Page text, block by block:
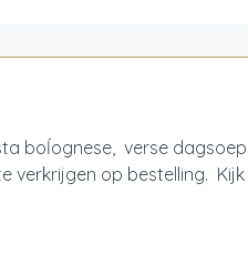
boĺognese, verse
verkrijgen op bestelling.